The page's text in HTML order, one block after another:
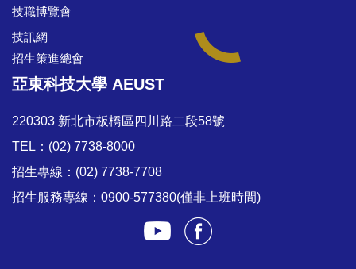
技職博覽會
技訊網
招生策進總會
亞東科技大學 AEUST
220303 新北市板橋區四川路二段58號
TEL：(02) 7738-8000
招生專線：(02) 7738-7708
招生服務專線：0900-577380(僅非上班時間)